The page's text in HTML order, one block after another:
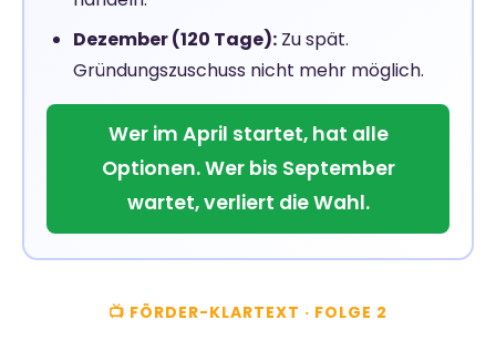
Dezember (120 Tage): Zu spät.
Gründungszuschuss nicht mehr möglich.
Wer im April startet, hat alle
Optionen. Wer bis September
wartet, verliert die Wahl.
📺 FÖRDER-KLARTEXT · FOLGE 2